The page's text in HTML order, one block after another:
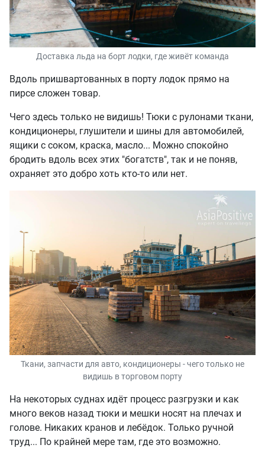
Доставка льда на борт лодки, где живёт команда
Вдоль пришвартованных в порту лодок прямо на
пирсе сложен товар.
Чего здесь только не видишь! Тюки с рулонами ткани,
кондиционеры, глушители и шины для автомобилей,
ящики с соком, краска, масло... Можно спокойно
бродить вдоль всех этих "богатств", так и не поняв,
охраняет это добро хоть кто-то или нет.
Ткани, запчасти для авто, кондиционеры - чего только не
видишь в торговом порту
На некоторых суднах идёт процесс разгрузки и как
много веков назад тюки и мешки носят на плечах и
голове. Никаких кранов и лебёдок. Только ручной
труд... По крайней мере там, где это возможно.